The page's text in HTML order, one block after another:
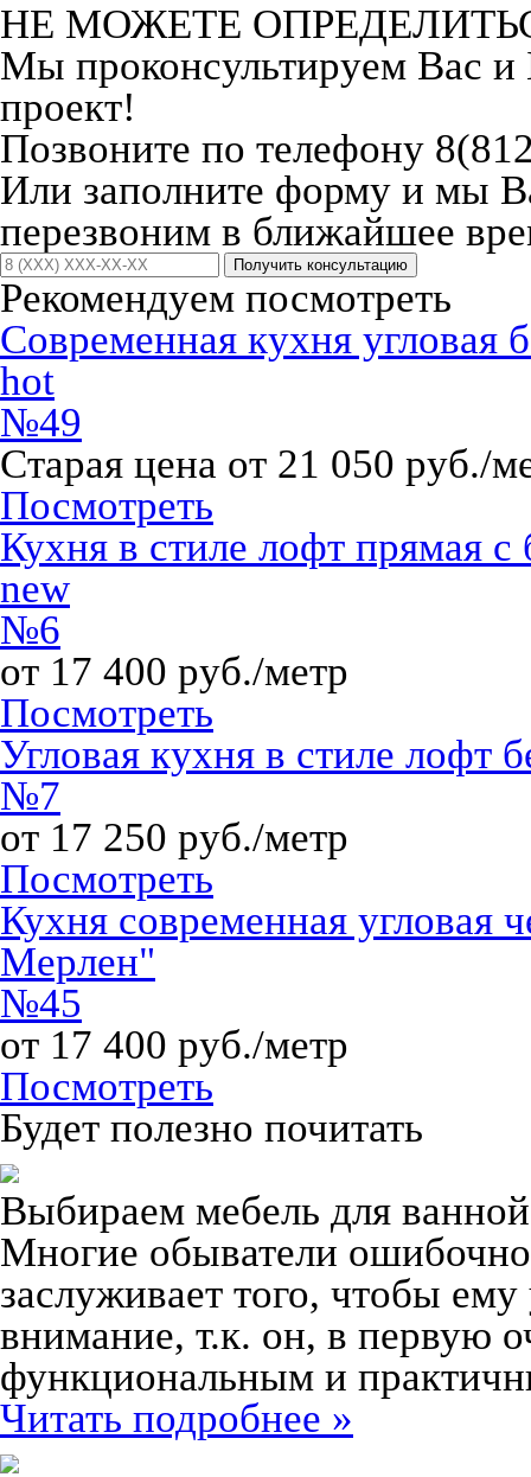
НЕ МОЖЕТЕ
Мы проконсультируем Вас
проект!
Позвоните по телефону
Или заполните форму и мы
перезвоним в ближайшее
Получить консультацию
Рекомендуем посмотреть
Современная кухня угловая
hot
№49
Старая цена от 21 050 руб./
Посмотреть
Кухня в стиле лофт прямая
new
№6
от 17 400 руб./метр
Посмотреть
Угловая кухня в стиле
№7
от 17 250 руб./метр
Посмотреть
Кухня современная
Мерлен"
№45
от 17 400 руб./метр
Посмотреть
Будет полезно почитать
Выбираем мебель для
Многие обыватели
заслуживает того, чтобы
внимание, т.к. он, в первую
функциональным и
Читать подробнее »